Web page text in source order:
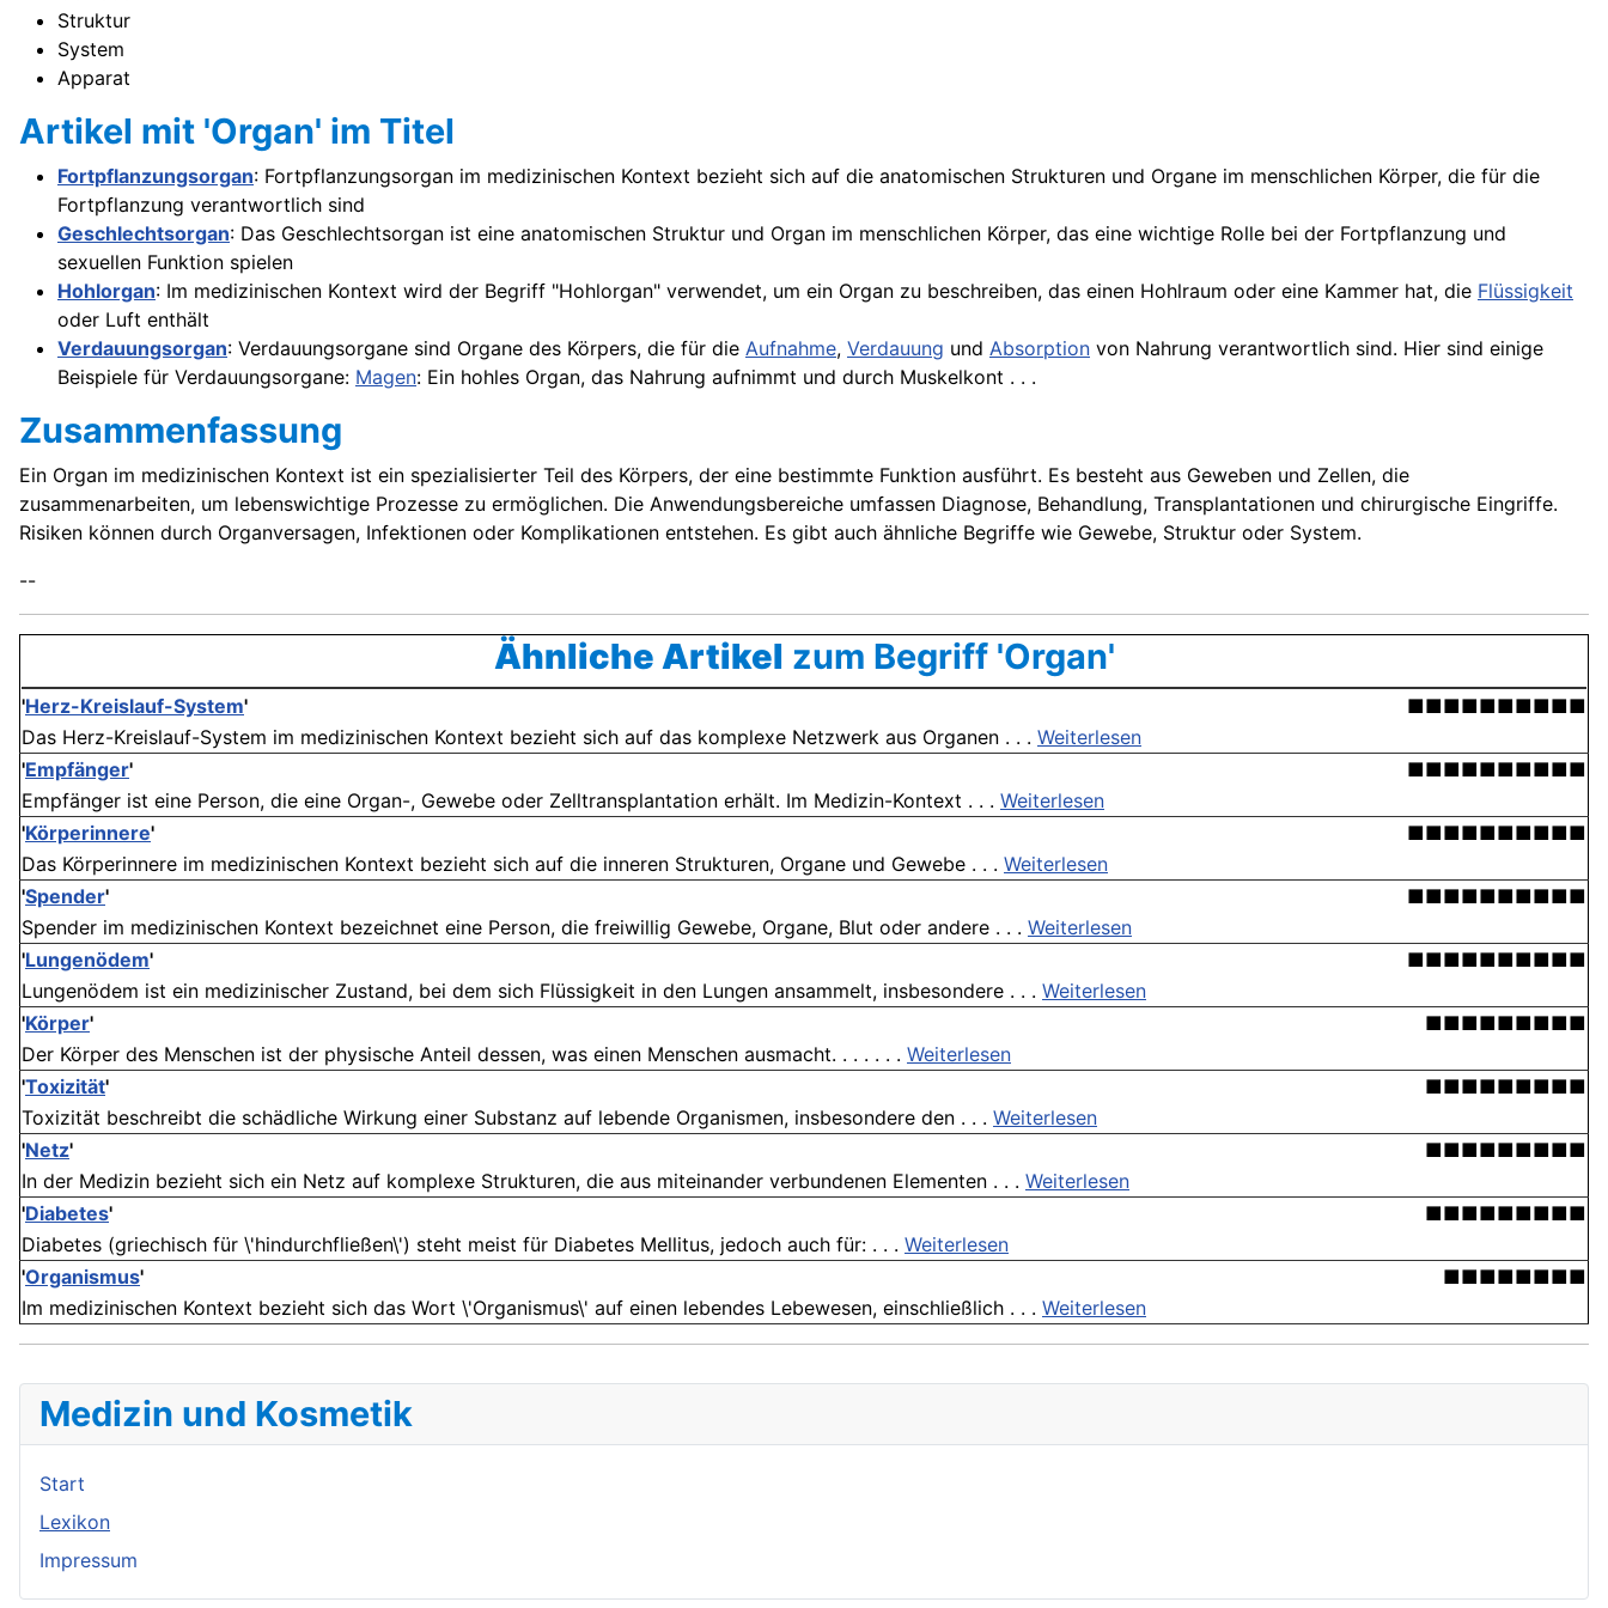
Struktur
System
Apparat
Artikel mit 'Organ' im Titel
Fortpflanzungsorgan: Fortpflanzungsorgan im medizinischen Kontext bezieht sich auf die anatomischen Strukturen und Organe im menschlichen Körper, die für die
Fortpflanzung verantwortlich sind
Geschlechtsorgan: Das Geschlechtsorgan ist eine anatomischen Struktur und Organ im menschlichen Körper, das eine wichtige Rolle bei der Fortpflanzung und
sexuellen Funktion spielen
Hohlorgan: Im medizinischen Kontext wird der Begriff "Hohlorgan" verwendet, um ein Organ zu beschreiben, das einen Hohlraum oder eine Kammer hat, die Flüssigkeit
oder Luft enthält
Verdauungsorgan: Verdauungsorgane sind Organe des Körpers, die für die Aufnahme, Verdauung und Absorption von Nahrung verantwortlich sind. Hier sind einige
Beispiele für Verdauungsorgane: Magen: Ein hohles Organ, das Nahrung aufnimmt und durch Muskelkont . . .
Zusammenfassung
Ein Organ im medizinischen Kontext ist ein spezialisierter Teil des Körpers, der eine bestimmte Funktion ausführt. Es besteht aus Geweben und Zellen, die
zusammenarbeiten, um lebenswichtige Prozesse zu ermöglichen. Die Anwendungsbereiche umfassen Diagnose, Behandlung, Transplantationen und chirurgische Eingriffe.
Risiken können durch Organversagen, Infektionen oder Komplikationen entstehen. Es gibt auch ähnliche Begriffe wie Gewebe, Struktur oder System.
--
Ähnliche Artikel zum Begriff 'Organ'
'Herz-Kreislauf-System'
■■■■■■■■■■
Das Herz-Kreislauf-System im medizinischen Kontext bezieht sich auf das komplexe Netzwerk aus Organen . . . Weiterlesen
'Empfänger'
■■■■■■■■■■
Empfänger ist eine Person, die eine Organ-, Gewebe oder Zelltransplantation erhält. Im Medizin-Kontext . . . Weiterlesen
'Körperinnere'
■■■■■■■■■■
Das Körperinnere im medizinischen Kontext bezieht sich auf die inneren Strukturen, Organe und Gewebe . . . Weiterlesen
'Spender'
■■■■■■■■■■
Spender im medizinischen Kontext bezeichnet eine Person, die freiwillig Gewebe, Organe, Blut oder andere . . . Weiterlesen
'Lungenödem'
■■■■■■■■■■
Lungenödem ist ein medizinischer Zustand, bei dem sich Flüssigkeit in den Lungen ansammelt, insbesondere . . . Weiterlesen
'Körper'
■■■■■■■■■
Der Körper des Menschen ist der physische Anteil dessen, was einen Menschen ausmacht. . . . . . . Weiterlesen
'Toxizität'
■■■■■■■■■
Toxizität beschreibt die schädliche Wirkung einer Substanz auf lebende Organismen, insbesondere den . . . Weiterlesen
'Netz'
■■■■■■■■■
In der Medizin bezieht sich ein Netz auf komplexe Strukturen, die aus miteinander verbundenen Elementen . . . Weiterlesen
'Diabetes'
■■■■■■■■■
Diabetes (griechisch für \'hindurchfließen\') steht meist für Diabetes Mellitus, jedoch auch für: . . . Weiterlesen
'Organismus'
■■■■■■■■
Im medizinischen Kontext bezieht sich das Wort \'Organismus\' auf einen lebendes Lebewesen, einschließlich . . . Weiterlesen
Medizin und Kosmetik
Start
Lexikon
Impressum